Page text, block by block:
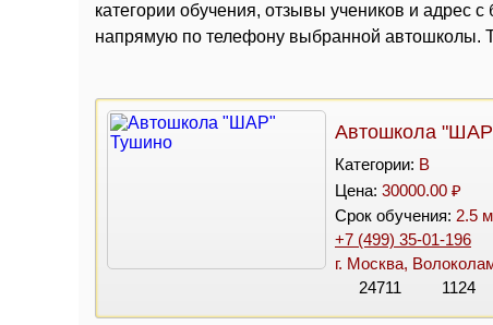
категории обучения, отзывы учеников и адрес
напрямую по телефону выбранной автошколы.
Автошкола
Категории: B
Цена: 30000.00 ₽
Срок обучения: 2.5
+7 (499) 35-01-196
г. Москва,
24711
1124